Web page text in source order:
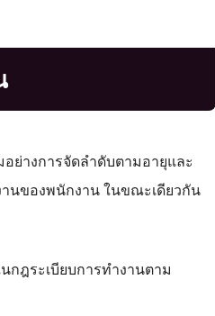
ย่างการจัดลำดับตามอายุและ
นของพนักงาน ในขณะเดียวกัน
กฎระเบียบการทำงานตาม